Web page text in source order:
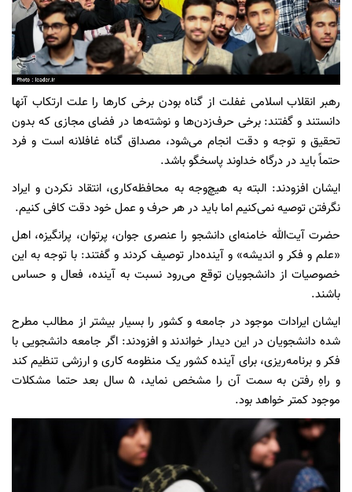
رهبر انقلاب اسلامی غفلت از گناه بودن برخی کارها را علت ارتکاب آنها
دانستند و گفتند: برخی حرف‌زدن‌ها و نوشته‌ها در فضای مجازی که بدون
تحقیق و توجه و دقت انجام می‌شود، مصداق گناه غافلانه است و فرد
حتماً باید در درگاه خداوند پاسخگو باشد.
ایشان افزودند: البته به هیچ‌وجه به محافظه‌کاری، انتقاد نکردن و ایراد
نگرفتن توصیه نمی‌کنیم اما باید در هر حرف و عمل خود دقت کافی کنیم.
حضرت آیت‌الله خامنه‌ای دانشجو را عنصری جوان، پرتوان، پرانگیزه، اهل
«علم و فکر و اندیشه» و آینده‌دار توصیف کردند و گفتند: با توجه به این
خصوصیات از دانشجویان توقع می‌رود نسبت به آینده، فعال و حساس
باشند.
ایشان ایرادات موجود در جامعه و کشور را بسیار بیشتر از مطالب مطرح
شده دانشجویان در این دیدار خواندند و افزودند: اگر جامعه دانشجویی با
فکر و برنامه‌ریزی، برای آینده کشور یک منظومه کاری و ارزشی تنظیم کند
و راهِ رفتن به سمت آن را مشخص نماید، 5 سال بعد حتما مشکلات
موجود کمتر خواهد بود.